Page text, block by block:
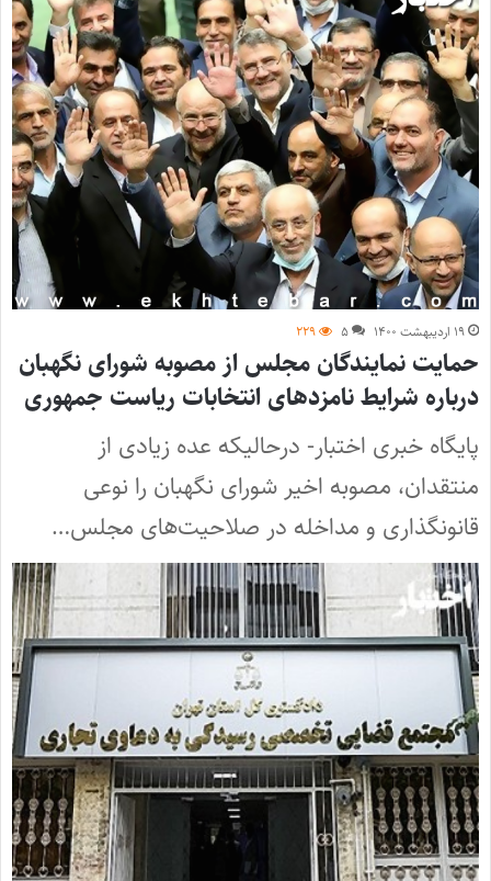
۱۹ اردیبهشت ۱۴۰۰ ۵ ۲۲۹
حمایت نمایندگان مجلس از مصوبه شورای نگهبان
درباره شرایط نامزدهای انتخابات ریاست جمهوری
پایگاه خبری اختبار- درحالیکه عده زیادی از
منتقدان، مصوبه اخیر شورای نگهبان را نوعی
قانونگذاری و مداخله در صلاحیت‌های مجلس…